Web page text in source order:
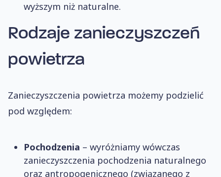
wyższym niż naturalne.
Rodzaje zanieczyszczeń
powietrza
Zanieczyszczenia powietrza możemy podzielić
pod względem:
Pochodzenia – wyróżniamy wówczas
zanieczyszczenia pochodzenia naturalnego
oraz antropogenicznego (związanego z